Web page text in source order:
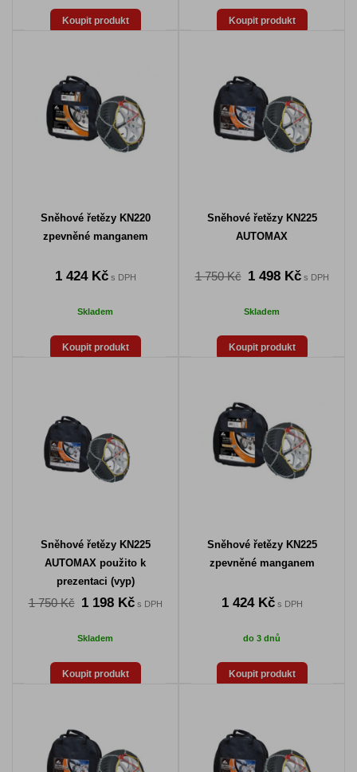
Koupit produkt Koupit produkt
Sněhové řetězy KN220
zpevněné manganem
1 424 Kčs DPH
Skladem
Koupit produkt
Sněhové řetězy KN225
AUTOMAX
1 750 Kč 1 498 Kčs DPH
Skladem
Koupit produkt
Sněhové řetězy KN225
AUTOMAX použito k
prezentaci (vyp)
1 750 Kč 1 198 Kčs DPH
Skladem
Koupit produkt
Sněhové řetězy KN225
zpevněné manganem
1 424 Kčs DPH
do 3 dnů
Koupit produkt